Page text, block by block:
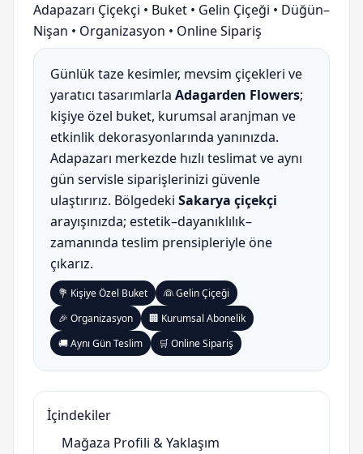
Adapazarı Çiçekçi • Buket • Gelin Çiçeği • Düğün–
Nişan • Organizasyon • Online Sipariş
Günlük taze kesimler, mevsim çiçekleri ve
yaratıcı tasarımlarla Adagarden Flowers;
kişiye özel buket, kurumsal aranjman ve
etkinlik dekorasyonlarında yanınızda.
Adapazarı merkezde hızlı teslimat ve aynı
gün servisle siparişlerinizi güvenle
ulaştırırız. Bölgedeki Sakarya çiçekçi
arayışınızda; estetik–dayanıklılık–
zamanında teslim prensipleriyle öne
çıkarız.
💐 Kişiye Özel Buket
👰 Gelin Çiçeği
🎉 Organizasyon
🏢 Kurumsal Abonelik
🚚 Aynı Gün Teslim
🛒 Online Sipariş
İçindekiler
Mağaza Profili & Yaklaşım